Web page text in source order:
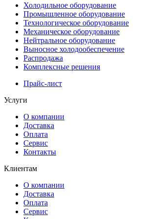
Холодильное оборудование
Промышленное оборудование
Технологическое оборудование
Механическое оборудование
Нейтральное оборудование
Выносное холодообеспечение
Распродажа
Комплексные решения
Прайс-лист
Услуги
О компании
Доставка
Оплата
Сервис
Контакты
Клиентам
О компании
Доставка
Оплата
Сервис